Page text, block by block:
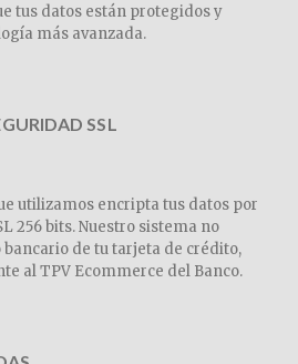
tus datos están protegidos y
más avanzada.
SSL
utilizamos encripta tus datos por
256 bits. Nuestro sistema no
de tu tarjeta de crédito,
al TPV Ecommerce del Banco.